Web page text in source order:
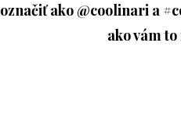
označiť ako @coolinari a
ako vám to